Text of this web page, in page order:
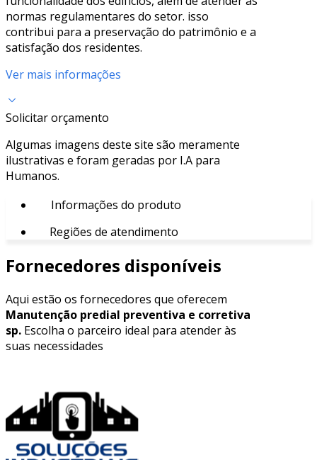
normas regulamentares do setor. isso
contribui para a preservação do patrimônio e a
satisfação dos residentes.
Ver mais informações
Solicitar orçamento
Algumas imagens deste site são meramente
ilustrativas e foram geradas por I.A para
Humanos.
Informações do produto
Regiões de atendimento
Fornecedores disponíveis
Aqui estão os fornecedores que oferecem
Manutenção predial preventiva e corretiva
sp. Escolha o parceiro ideal para atender às
suas necessidades